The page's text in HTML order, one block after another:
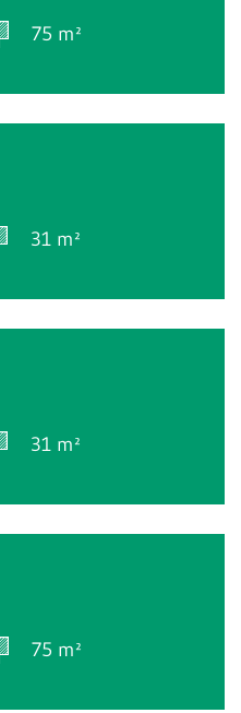
75 m²
31 m²
31 m²
75 m²